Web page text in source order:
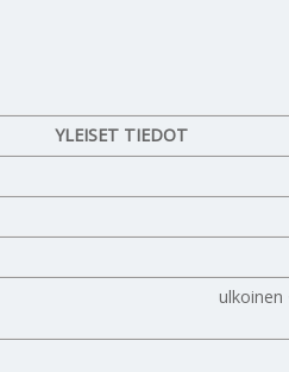
YLEISET TIEDOT
ulkoinen